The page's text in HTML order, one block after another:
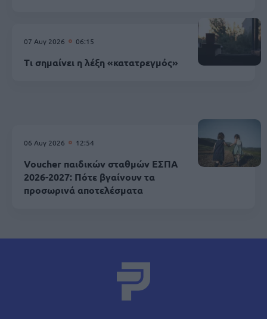
07 Αυγ 2026 06:15
Τι σημαίνει η λέξη «κατατρεγμός»
06 Αυγ 2026 12:54
Voucher παιδικών σταθμών ΕΣΠΑ
2026-2027: Πότε βγαίνουν τα
προσωρινά αποτελέσματα